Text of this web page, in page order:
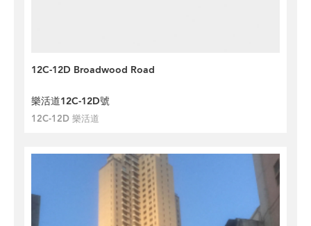
12C-12D Broadwood Road
樂活道12C-12D號
12C-12D 樂活道